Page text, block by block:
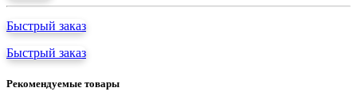
Быстрый заказ
Быстрый заказ
Рекомендуемые товары